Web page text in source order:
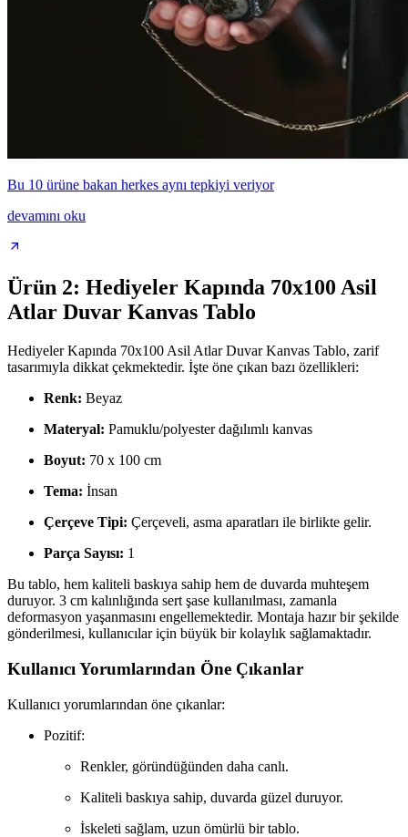
Bu 10 ürüne bakan herkes aynı tepkiyi veriyor
devamını oku
Ürün 2: Hediyeler Kapında 70x100 Asil
Atlar Duvar Kanvas Tablo
Hediyeler Kapında 70x100 Asil Atlar Duvar Kanvas Tablo, zarif
tasarımıyla dikkat çekmektedir. İşte öne çıkan bazı özellikleri:
Renk: Beyaz
Materyal: Pamuklu/polyester dağılımlı kanvas
Boyut: 70 x 100 cm
Tema: İnsan
Çerçeve Tipi: Çerçeveli, asma aparatları ile birlikte gelir.
Parça Sayısı: 1
Bu tablo, hem kaliteli baskıya sahip hem de duvarda muhteşem
duruyor. 3 cm kalınlığında sert şase kullanılması, zamanla
deformasyon yaşanmasını engellemektedir. Montaja hazır bir şekilde
gönderilmesi, kullanıcılar için büyük bir kolaylık sağlamaktadır.
Kullanıcı Yorumlarından Öne Çıkanlar
Kullanıcı yorumlarından öne çıkanlar:
Pozitif:
Renkler, göründüğünden daha canlı.
Kaliteli baskıya sahip, duvarda güzel duruyor.
İskeleti sağlam, uzun ömürlü bir tablo.